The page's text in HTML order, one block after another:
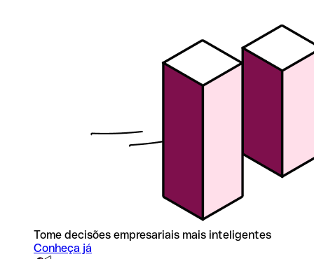
Tome decisões empresariais mais inteligentes
Conheça já